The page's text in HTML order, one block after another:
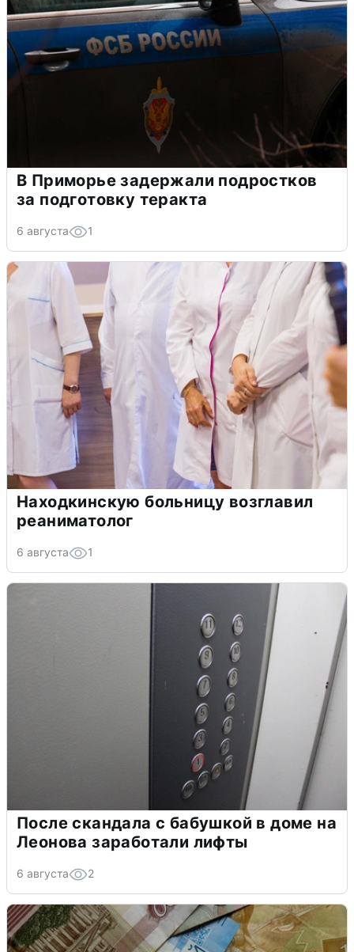
В Приморье задержали подростков
за подготовку теракта
6 августа 1
Находкинскую больницу возглавил
реаниматолог
6 августа 1
После скандала с бабушкой в доме на
Леонова заработали лифты
6 августа 2